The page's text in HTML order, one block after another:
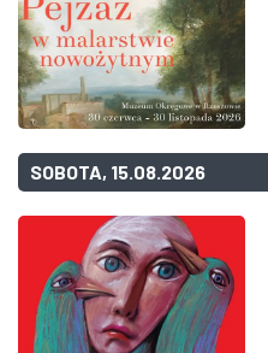
SOBOTA, 15.08.2026